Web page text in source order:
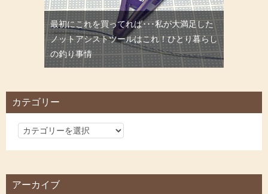
最初にこれを買ってれば･･･私が大満足した
ノットアシストツールはこれ！ひとり暮らし
の釣り事情
カテゴリー
カ
リ
アーカイブ